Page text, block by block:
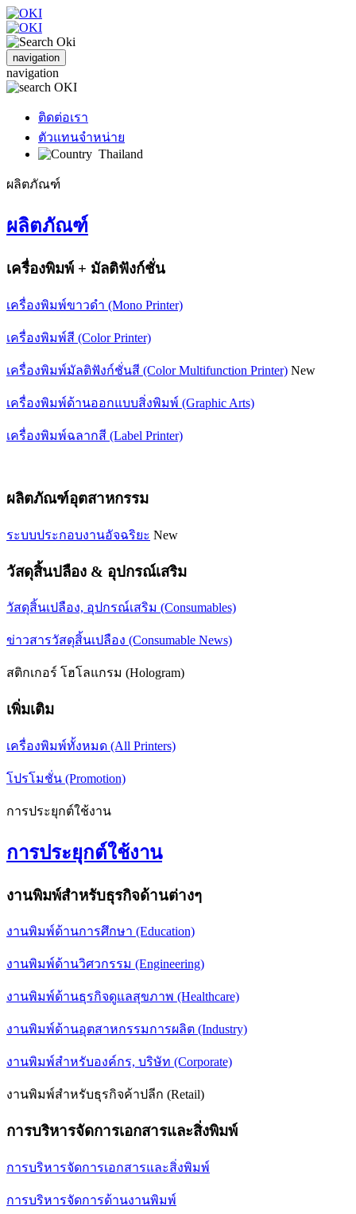
navigation
navigation
ติดต่อเรา
ตัวแทนจำหน่าย
Thailand
ผลิตภัณฑ์
ผลิตภัณฑ์
เครื่องพิมพ์ + มัลติฟังก์ชั่น
เครื่องพิมพ์ขาวดำ (Mono Printer)
เครื่องพิมพ์สี (Color Printer)
เครื่องพิมพ์มัลติฟังก์ชั่นสี (Color Multifunction Printer) New
เครื่องพิมพ์ด้านออกแบบสิ่งพิมพ์ (Graphic Arts)
เครื่องพิมพ์ฉลากสี (Label Printer)
ผลิตภัณฑ์อุตสาหกรรม
ระบบประกอบงานอัจฉริยะ New
วัสดุสิ้นปลือง & อุปกรณ์เสริม
วัสดุสิ้นเปลือง, อุปกรณ์เสริม (Consumables)
ข่าวสารวัสดุสิ้นเปลือง (Consumable News)
สติกเกอร์ โฮโลแกรม (Hologram)
เพิ่มเติม
เครื่องพิมพ์ทั้งหมด (All Printers)
โปรโมชั่น (Promotion)
การประยุกต์ใช้งาน
การประยุกต์ใช้งาน
งานพิมพ์สำหรับธุรกิจด้านต่างๆ
งานพิมพ์ด้านการศึกษา (Education)
งานพิมพ์ด้านวิศวกรรม (Engineering)
งานพิมพ์ด้านธุรกิจดูแลสุขภาพ (Healthcare)
งานพิมพ์ด้านอุตสาหกรรมการผลิต (Industry)
งานพิมพ์สำหรับองค์กร, บริษัท (Corporate)
งานพิมพ์สำหรับธุรกิจค้าปลีก (Retail)
การบริหารจัดการเอกสารและสิ่งพิมพ์
การบริหารจัดการเอกสารและสิ่งพิมพ์
การบริหารจัดการด้านงานพิมพ์